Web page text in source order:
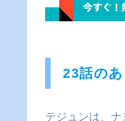
23話の
テジュンは、